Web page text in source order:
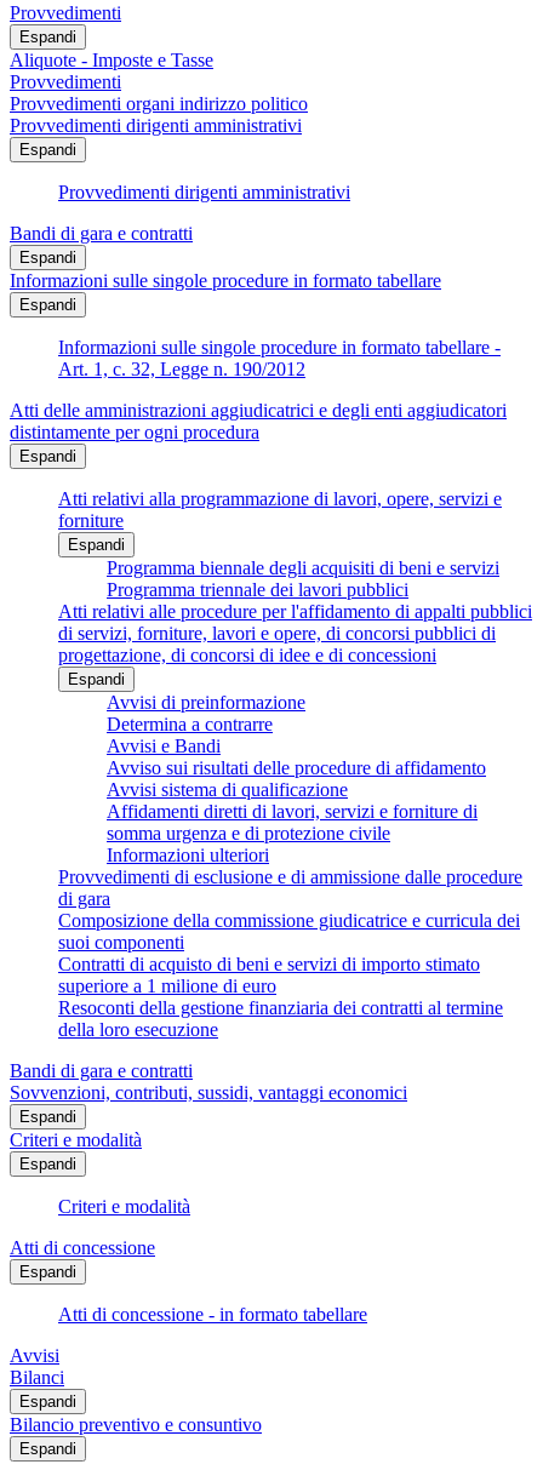
Provvedimenti
Espandi
Aliquote - Imposte e Tasse
Provvedimenti
Provvedimenti organi indirizzo politico
Provvedimenti dirigenti amministrativi
Espandi
Provvedimenti dirigenti amministrativi
Bandi di gara e contratti
Espandi
Informazioni sulle singole procedure in formato tabellare
Espandi
Informazioni sulle singole procedure in formato tabellare -
Art. 1, c. 32, Legge n. 190/2012
Atti delle amministrazioni aggiudicatrici e degli enti aggiudicatori
distintamente per ogni procedura
Espandi
Atti relativi alla programmazione di lavori, opere, servizi e
forniture
Espandi
Programma biennale degli acquisiti di beni e servizi
Programma triennale dei lavori pubblici
Atti relativi alle procedure per l'affidamento di appalti pubblici
di servizi, forniture, lavori e opere, di concorsi pubblici di
progettazione, di concorsi di idee e di concessioni
Espandi
Avvisi di preinformazione
Determina a contrarre
Avvisi e Bandi
Avviso sui risultati delle procedure di affidamento
Avvisi sistema di qualificazione
Affidamenti diretti di lavori, servizi e forniture di
somma urgenza e di protezione civile
Informazioni ulteriori
Provvedimenti di esclusione e di ammissione dalle procedure
di gara
Composizione della commissione giudicatrice e curricula dei
suoi componenti
Contratti di acquisto di beni e servizi di importo stimato
superiore a 1 milione di euro
Resoconti della gestione finanziaria dei contratti al termine
della loro esecuzione
Bandi di gara e contratti
Sovvenzioni, contributi, sussidi, vantaggi economici
Espandi
Criteri e modalità
Espandi
Criteri e modalità
Atti di concessione
Espandi
Atti di concessione - in formato tabellare
Avvisi
Bilanci
Espandi
Bilancio preventivo e consuntivo
Espandi